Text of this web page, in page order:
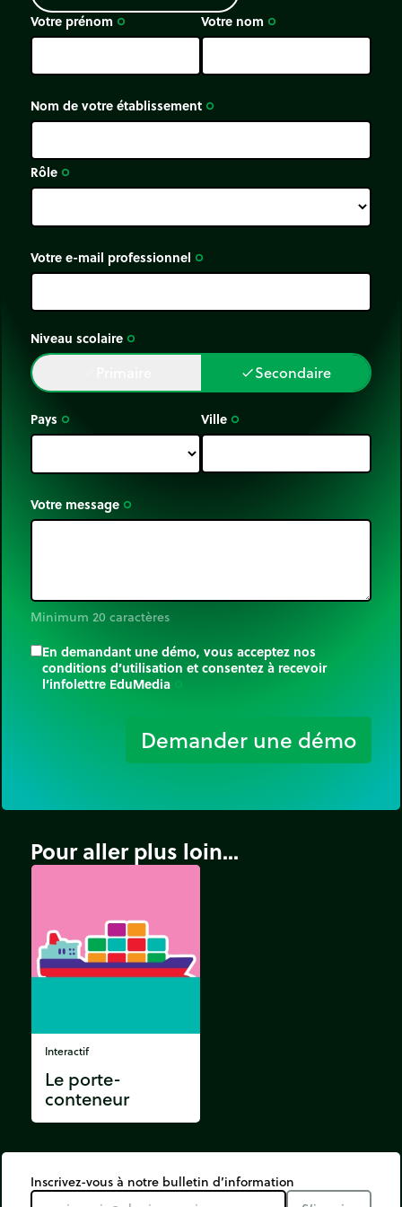
Votre prénom trip_origin Votre nom trip_origin
Nom de votre établissement trip_origin
Rôle trip_origin
Votre e-mail professionnel trip_origin
Niveau scolaire trip_origin
doneSecondaire
Pays trip_origin Ville trip_origin
Votre message trip_origin
Minimum 20 caractères
En demandant une démo, vous acceptez nos
conditions d’utilisation et consentez à recevoir
l’infolettre EduMedia
Demander une démo
Pour aller plus loin...
Interactif
Le porte-
conteneur
Inscrivez-vous à notre bulletin d’information